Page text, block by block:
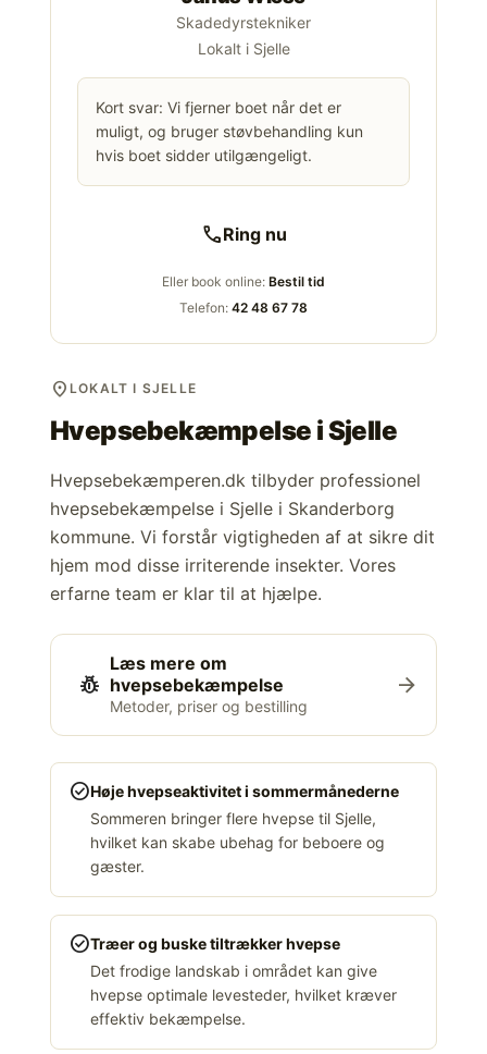
Skadedyrstekniker
Lokalt i Sjelle
Kort svar: Vi fjerner boet når det er
muligt, og bruger støvbehandling kun
hvis boet sidder utilgængeligt.
callRing nu
Eller book online: Bestil tid
Telefon: 42 48 67 78
location_on LOKALT I SJELLE
Hvepsebekæmpelse iSjelle
Hvepsebekæmperen.dk tilbyder professionel
hvepsebekæmpelse i Sjelle i Skanderborg
kommune. Vi forstår vigtigheden af at sikre dit
hjem mod disse irriterende insekter. Vores
erfarne team er klar til at hjælpe.
pest_control
Læs mere om
hvepsebekæmpelse
Metoder, priser og bestilling
arrow_forward
check_circleHøje hvepseaktivitet i sommermånederne
Sommeren bringer flere hvepse til Sjelle,
hvilket kan skabe ubehag for beboere og
gæster.
check_circleTræer og buske tiltrækker hvepse
Det frodige landskab i området kan give
hvepse optimale levesteder, hvilket kræver
effektiv bekæmpelse.